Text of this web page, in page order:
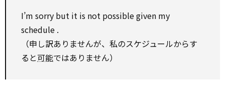
I’m sorry but it is not possiblegiven my
schedule .
（申し訳ありませんが、私のスケジュールからす
ると可能ではありません）